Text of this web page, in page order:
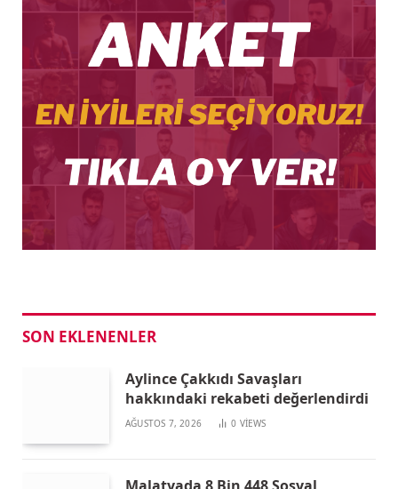
SON EKLENENLER
Aylince Çakkıdı Savaşları
hakkındaki rekabeti değerlendirdi
AĞUSTOS 7, 2026 0 VIEWS
Malatyada 8 Bin 448 Sosyal